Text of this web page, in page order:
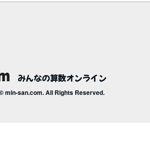
みんなの算数オンライン
min-san.com. All Rights Reserved.